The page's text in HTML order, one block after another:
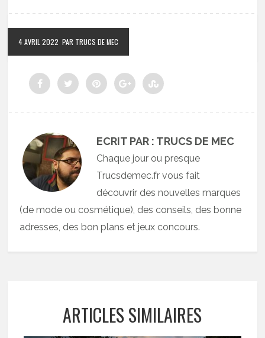
4 AVRIL 2022 PAR TRUCS DE MEC
ECRIT PAR : TRUCS DE MEC
Chaque jour ou presque
Trucsdemec.fr vous fait
découvrir des nouvelles marques
(de mode ou cosmétique), des conseils, des bonne
adresses, des bon plans et jeux concours.
ARTICLES SIMILAIRES